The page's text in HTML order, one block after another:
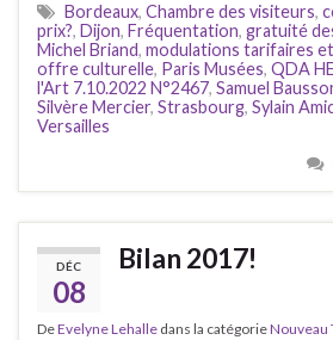
Bordeaux, Chambre des visiteurs,
prix?, Dijon, Fréquentation, gratuité
Michel Briand, modulations tarifaires
offre culturelle, Paris Musées, QDA
l'Art 7.10.2022 N°2467, Samuel
Silvère Mercier, Strasbourg, Sylain
Versailles
DÉC
08
Bilan 2017!
DeEvelyne Lehalle dans la catégorieNouveau